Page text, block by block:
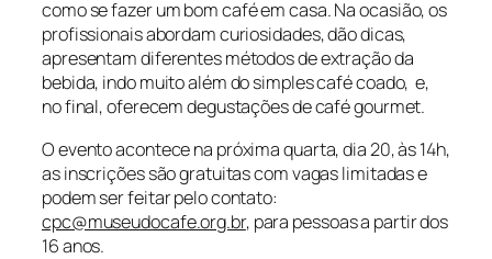
como se fazer um bom café em casa. Na ocasião, os
profissionais abordam curiosidades, dão dicas,
apresentam diferentes métodos de extração da
bebida, indo muito além do simples café coado, e,
no final, oferecem degustações de café gourmet.
O evento acontece na próxima quarta, dia 20, às 14h,
as inscrições são gratuitas com vagas limitadas e
podem ser feitar pelo contato:
cpc@museudocafe.org.br, para pessoas a partir dos
16 anos.